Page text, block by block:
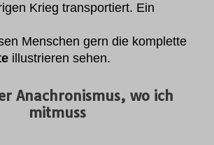
Krieg transportiert. Ein
Menschen gern die komplette
illustrieren sehen.
Anachronismus, wo ich
mitmuss